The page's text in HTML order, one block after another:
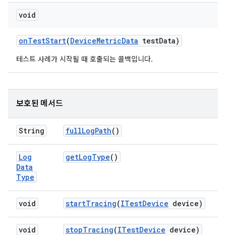
void
onTestStart(DeviceMetricData testData)
테스트 사례가 시작될 때 호출되는 콜백입니다.
보호된 메서드
String fullLogPath()
Log
Data
Type
getLogType()
void startTracing(ITestDevice device)
void stopTracing(ITestDevice device)